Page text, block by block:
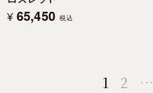
¥ 65,450 税込
1 2 …